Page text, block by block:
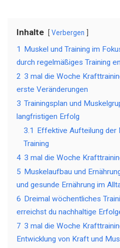
Inhalte Verbergen
1 Muskel und Training im
durch regelmäßiges Training
2 3 mal die Woche
erste Veränderungen
3 Trainingsplan und
langfristigen Erfolg
3.1 Effektive Aufteilung der
Training
4 3 mal die Woche
5 Muskelaufbau und
und gesunde Ernährung im
6 Dreimal wöchentliches
erreichst du nachhaltige
7 3 mal die Woche
Entwicklung von Kraft und